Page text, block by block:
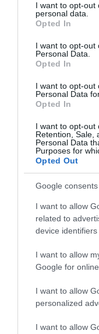
not limited to your
grant or deny
use your data for
consent section.
I want to opt-out
personal data.
Opted In
I want to opt-out
Personal Data.
Opted In
I want to opt-out
Personal Data
Opted In
I want to opt-out
Retention, Sale,
Personal Data
Purposes for
Opted Out
Google consents
I want to allow
related to
device identifiers
I want to allow
Google for
I want to allow
personalized
I want to allow
Forrás: Blikk
Megosztás:
Címkék:
romantika ,
Korábbi
HASONLÓ